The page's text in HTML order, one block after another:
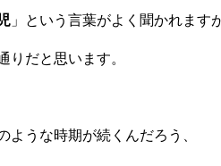
」という言葉がよく聞かれます
りだと思います。
ような時期が続くんだろう、